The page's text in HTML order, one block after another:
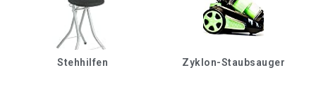
Stehhilfen Zyklon-Staubsauger